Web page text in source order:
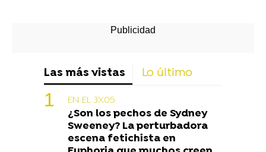
Las más vistas Lo último
EN EL 3X05
¿Son los pechos de Sydney
Sweeney? La perturbadora
escena fetichista en